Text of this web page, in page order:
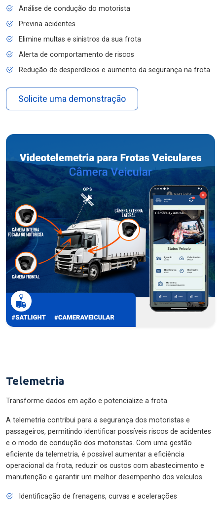
Análise de condução do motorista
Previna acidentes
Elimine multas e sinistros da sua frota
Alerta de comportamento de riscos
Redução de desperdícios e aumento da segurança na frota
Solicite uma demonstração
Telemetria
Transforme dados em ação e potencialize a frota.
A telemetria contribui para a segurança dos motoristas e
passageiros, permitindo identificar possíveis riscos de acidentes
e o modo de condução dos motoristas. Com uma gestão
eficiente da telemetria, é possível aumentar a eficiência
operacional da frota, reduzir os custos com abastecimento e
manutenção e garantir um melhor desempenho dos veículos.
Identificação de frenagens, curvas e acelerações